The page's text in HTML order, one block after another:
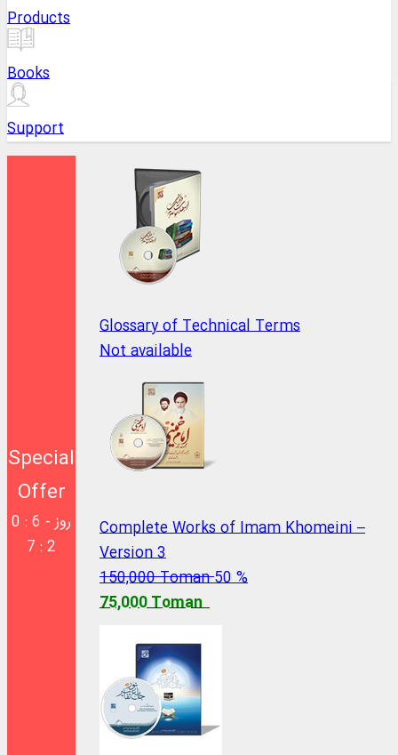
Products
Books
Support
Special
Offer
0 روز - 5 :
2 : 7
Glossary of Technical Terms
Not available
Complete Works of Imam Khomeini –
Version 3
150,000 Toman50 %
75,000 Toman